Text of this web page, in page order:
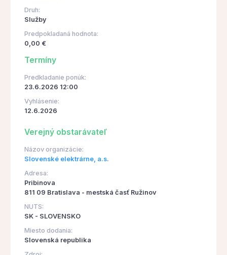
Druh:
Služby
Predpokladaná hodnota:
0,00 €
Termíny
Predkladanie ponúk:
23.6.2026 12:00
Vyhlásenie:
12.6.2026
Verejný obstarávateľ
Názov organizácie:
Slovenské elektrárne, a.s.
Adresa:
Pribinova
811 09 Bratislava - mestská časť Ružinov
NUTS:
SK - SLOVENSKO
Miesto dodania:
Slovenská republika